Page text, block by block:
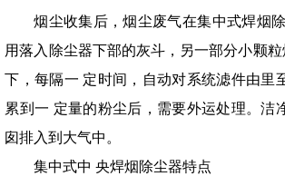
烟尘收集后，烟尘废气在集中式焊烟
用落入除尘器下部的灰斗，另一部分小颗
下，每隔一 定时间，自动对系统滤件由里
累到一 定量的粉尘后，需要外运处理。
囱排入到大气中。
集中式中 央焊烟除尘器特点